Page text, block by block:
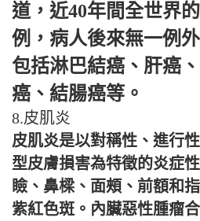
道，近40年間全世界
例，病人後來無一例
包括淋巴結癌、肝癌
癌、結腸癌等。
8.皮肌炎
皮肌炎是以對稱性、進行
型皮膚損害為特徵的炎症
瞼、鼻樑、面頰、前額和
紫紅色斑。內臟惡性腫瘤